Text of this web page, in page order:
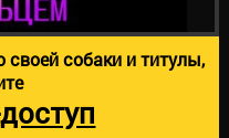
своей собаки и титулы,